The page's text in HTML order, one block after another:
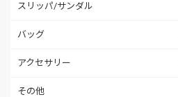
スリッパ/サンダル
バッグ
アクセサリー
その他